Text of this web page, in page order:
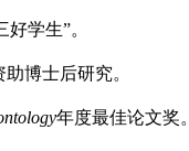
好学生”。
博士后研究。
年度最佳论文奖。